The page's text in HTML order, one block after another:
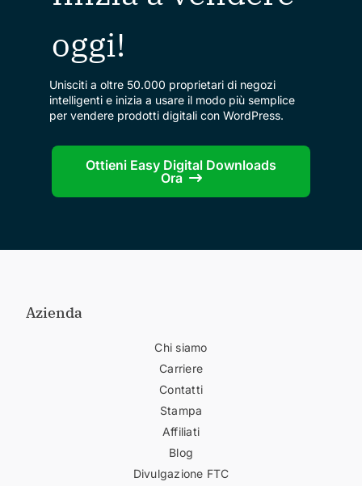
oggi!
Unisciti a oltre 50.000 proprietari di negozi
intelligenti e inizia a usare il modo più semplice
per vendere prodotti digitali con WordPress.
Ottieni Easy Digital Downloads
Ora
Azienda
Chi siamo
Carriere
Contatti
Stampa
Affiliati
Blog
Divulgazione FTC